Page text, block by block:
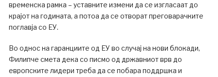
временска рамка – уставните измени да се изгласаат до
крајот на годината, а потоа да се отворат преговарачките
поглавја со ЕУ.
Во однос на гаранциите од ЕУ во случај на нови блокади,
Филипче смета дека со писмо од државниот врв до
европските лидери треба да се побара поддршка и